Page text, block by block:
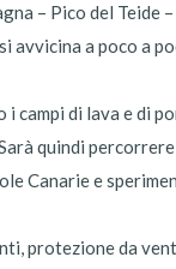
– Pico del
avvicina a poco a
campi di lava e di
quindi
Canarie e
protezione da